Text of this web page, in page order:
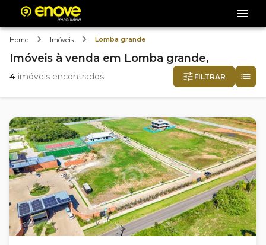
Home Imóveis Lomba grande
Imóveis à venda em Lomba grande,
4 imóveis encontrados FILTRAR